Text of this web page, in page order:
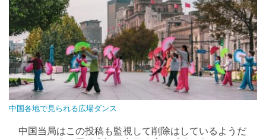
中国各地で見られる広場ダンス
中国当局はこの投稿も監視して削除はしているようだ